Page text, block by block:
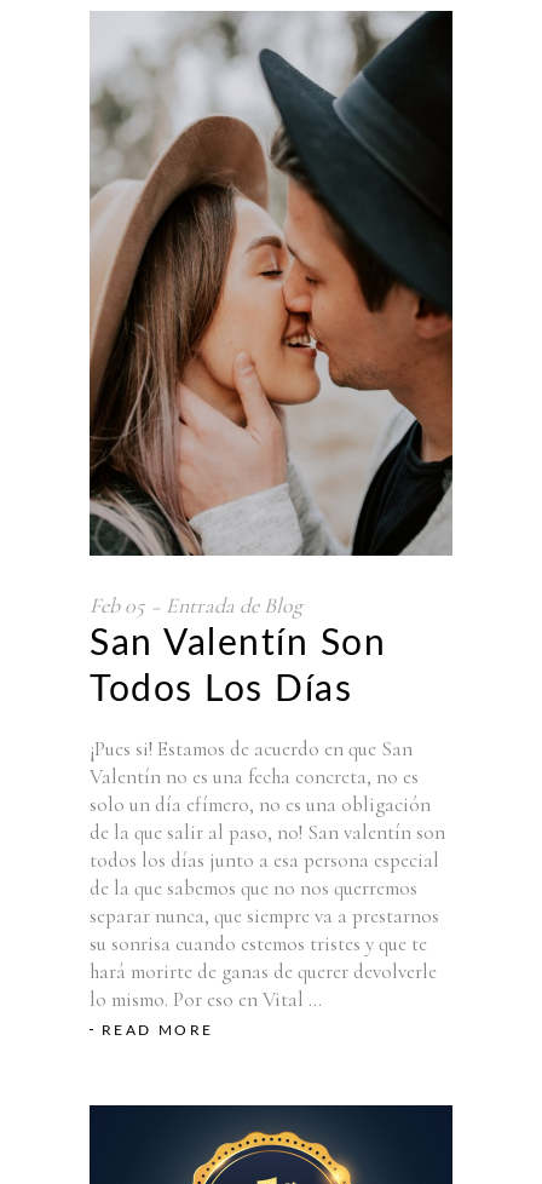
Feb 05 Entrada de Blog
San Valentín Son
Todos Los Días
¡Pues si! Estamos de acuerdo en que San
Valentín no es una fecha concreta, no es
solo un día efímero, no es una obligación
de la que salir al paso, no! San valentín son
todos los días junto a esa persona especial
de la que sabemos que no nos querremos
separar nunca, que siempre va a prestarnos
su sonrisa cuando estemos tristes y que te
hará morirte de ganas de querer devolverle
lo mismo. Por eso en Vital
READ MORE